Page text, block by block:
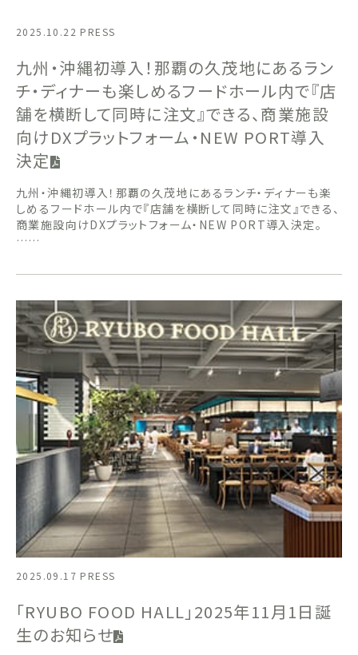
2025.10.22 PRESS
九州・沖縄初導入！那覇の久茂地にあるラン
チ・ディナーも楽しめるフードホール内で『店
舗を横断して同時に注文』できる、商業施設
向けDXプラットフォーム・NEW PORT導入
決定
九州・沖縄初導入！那覇の久茂地にあるランチ・ディナーも楽
しめるフードホール内で『店舗を横断して同時に注文』できる、
商業施設向けDXプラットフォーム・NEW PORT導入決定。
……
2025.09.17 PRESS
「RYUBO FOOD HALL」2025年11月1日誕
生のお知らせ